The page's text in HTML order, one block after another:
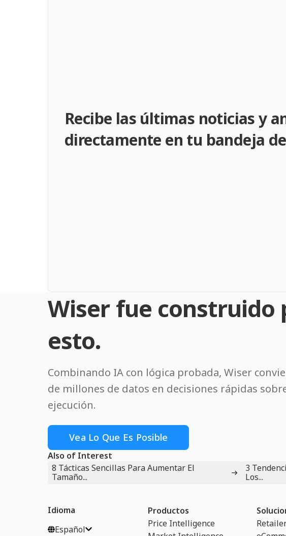
Recibe las últimas noticias y
directamente en tu bandeja
Wiser fue construido
esto.
Combinando IA con lógica probada, Wiser
de millones de datos en decisiones rápidas
ejecución.
Vea Lo Que Es Posible
Also of Interest
8 Tácticas Sencillas Para Aumentar El
Tamaño...
3
Los...
Idioma
Español
Productos
Price Intelligence